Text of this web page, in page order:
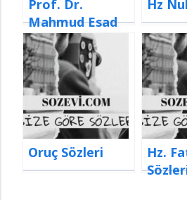
Prof. Dr.
Mahmud Esad
Coşan Sözleri
Hz
Oruç Sözleri
Hz.